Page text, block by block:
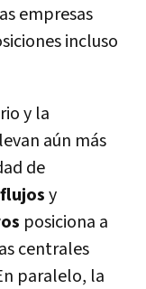
empresas
incluso
y la
aún más
de
y
posiciona a
centrales
paralelo, la